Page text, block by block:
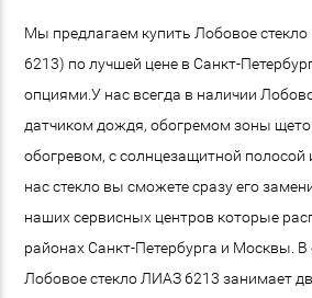
Мы предлагаем купить Лобовое
6213) по лучшей цене в Санкт-
опциями.У нас всегда в наличии
датчиком дождя, обогремом зоны
обогревом, с солнцезащитной полосой
нас стекло вы сможете сразу его
наших сервисных центров которые
районах Санкт-Петербурга и Москвы. В
Лобовое стекло ЛИАЗ 6213 занимает